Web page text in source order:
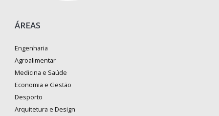
ÁREAS
Engenharia
Agroalimentar
Medicina e Saúde
Economia e Gestão
Desporto
Arquitetura e Design